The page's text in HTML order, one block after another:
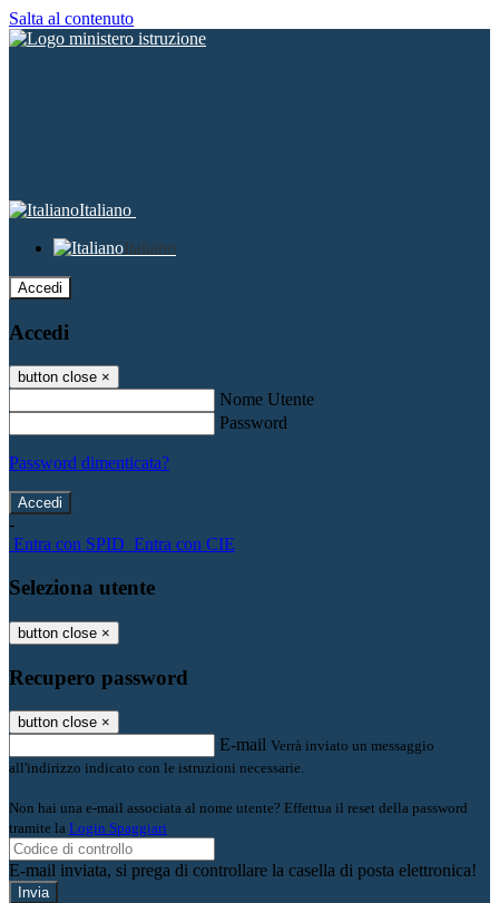
Salta al contenuto
Italiano
Italiano
Accedi
Accedi
button close ×
Nome Utente
Password
Password dimenticata?
-
Entra con SPID Entra con CIE
Seleziona utente
button close ×
Recupero password
button close ×
E-mail Verrà inviato un messaggio
all'indirizzo indicato con le istruzioni necessarie.
Non hai una e-mail associata al nome utente? Effettua il reset della password
tramite la Login Spaggiari
E-mail inviata, si prega di controllare la casella di posta elettronica!